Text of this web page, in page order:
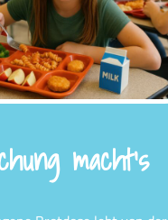
macht’s